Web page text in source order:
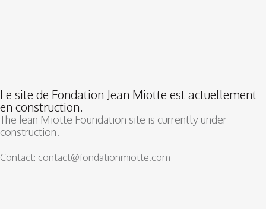
Le site de Fondation Jean Miotte est actuellement
en construction.
The Jean Miotte Foundation site is currently under
construction.
Contact: contact@fondationmiotte.com